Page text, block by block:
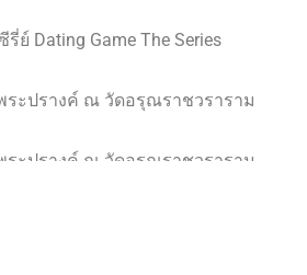
ย์ Dating Game The Series
ระปรางค์ ณ วัดอรุณราชวราราม
ระปรางค์ ณ วัดอรุณราชวราราม